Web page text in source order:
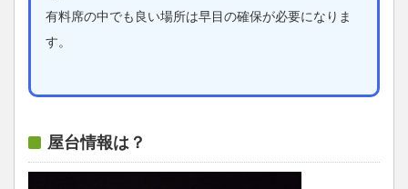
有料席の中でも良い場所は早目の確保が必要になりま
す。
屋台情報は？